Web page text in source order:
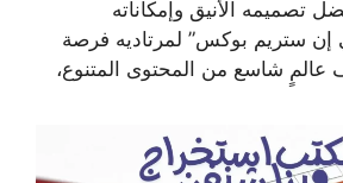
تصميمه الأنيق وإمكاناته
إن ستريم بوكس” لمرتاديه فرصة
عالمٍ شاسع من المحتوى المتنوع،